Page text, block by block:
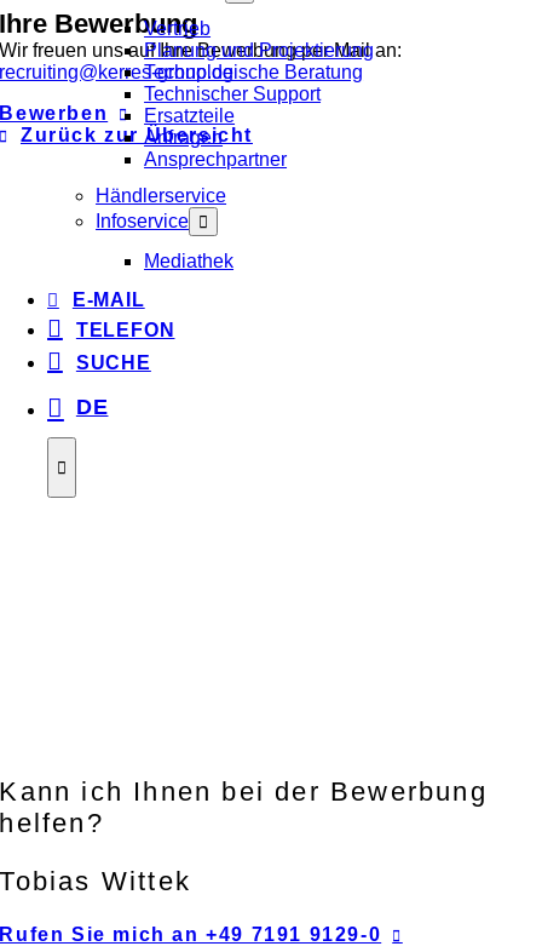
Vertrieb
Planung und Projektierung
Technologische Beratung
Technischer Support
Ersatzteile
Anfragen
Ansprechpartner
Händlerservice
Infoservice
Mediathek
E-MAIL
TELEFON
SUCHE
DE
Ihre Bewerbung
Wir freuen uns auf Ihre Bewerbung per Mail an:
recruiting@kerres-group.de
Bewerben
Zurück zur Übersicht
Kann ich Ihnen bei der Bewerbung
helfen?
Tobias Wittek
Rufen Sie mich an +49 7191 9129-0